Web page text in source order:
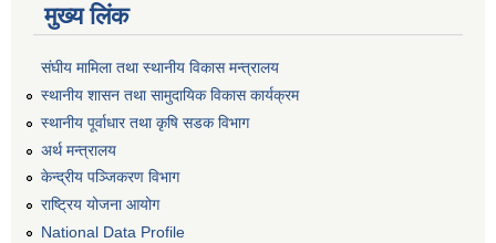
मुख्य लिंक
संघीय मामिला तथा स्थानीय विकास मन्त्रालय
स्थानीय शासन तथा सामुदायिक विकास कार्यक्रम
स्थानीय पूर्वाधार तथा कृषि सडक विभाग
अर्थ मन्त्रालय
केन्द्रीय पञ्जिकरण विभाग
राष्ट्रिय योजना आयोग
National Data Profile